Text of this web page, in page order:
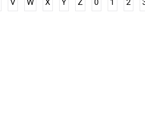
V W X Y Z 0 1 2